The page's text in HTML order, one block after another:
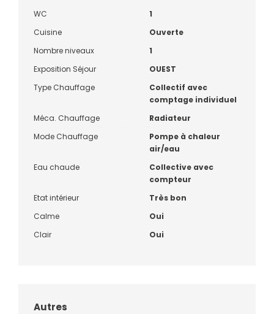
WC
1
Cuisine
Ouverte
Nombre niveaux
1
Exposition Séjour
OUEST
Type Chauffage
Collectif avec
comptage individuel
Méca. Chauffage
Radiateur
Mode Chauffage
Pompe à chaleur
air/eau
Eau chaude
Collective avec
compteur
Etat intérieur
Très bon
Calme
Oui
Clair
Oui
Autres